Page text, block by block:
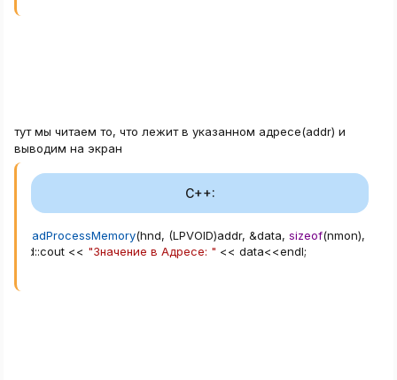
тут мы читаем то, что лежит в указанном адресе(addr) и
выводим на экран
C++:
ReadProcessMemory(hnd, (LPVOID)addr, &data, sizeof(nmon),
std::cout << "Значение в Адресе: " << data<<endl;